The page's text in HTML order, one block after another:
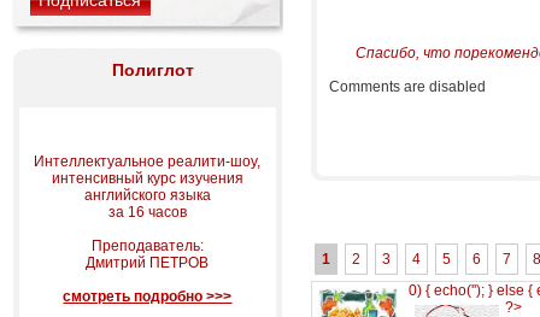
Полиглот
Интеллектуальное реалити-шоу,
интенсивный курс изучения
английского языка
за 16 часов
Преподаватель:
Дмитрий ПЕТРОВ
смотреть подробно >>>
Спасибо, что
Comments are disabled
1 2 3 4 5 6 7
8
0) { echo(''); } else {
?>